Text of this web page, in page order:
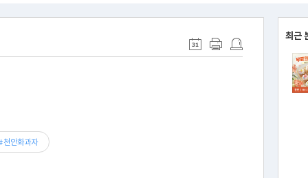
최근
안화과자